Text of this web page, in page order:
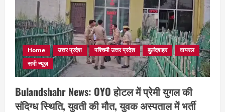
Home उत्तर प्रदेश पश्चिमी उत्तर प्रदेश बुलंदशहर
वायरल
सभी न्यूज़
Bulandshahr News: OYO होटल में प्रेमी युगल की
संदिग्ध स्थिति, युवती की मौत, युवक अस्पताल में भर्ती